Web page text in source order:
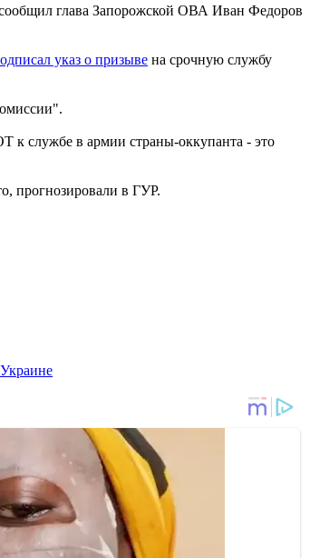
глава Запорожской ОВА Иван Федоров
указ о призыве на срочную службу
к службе в армии страны-оккупанта - это
прогнозировали в ГУР.